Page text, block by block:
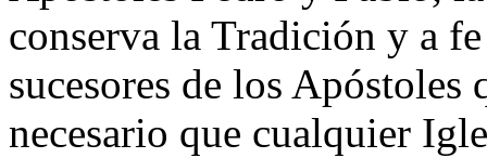
conserva la Tradición y a
sucesores de los Apóstoles
necesario que cualquier